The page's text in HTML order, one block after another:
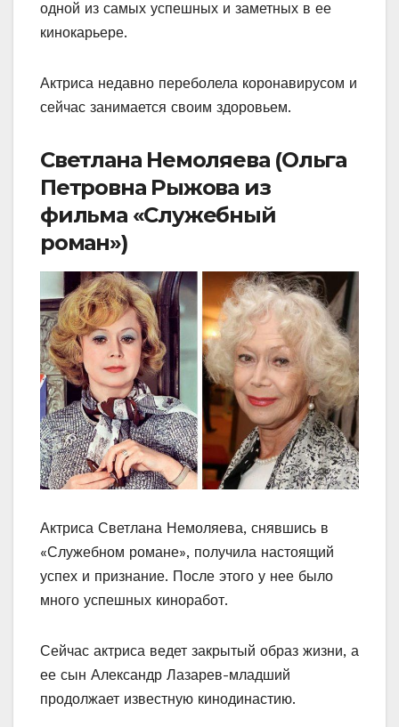
одной из самых успешных и заметных в ее
кинокарьере.
Актриса недавно переболела коронавирусом и
сейчас занимается своим здоровьем.
Светлана Немоляева (Ольга
Петровна Рыжова из
фильма «Служебный
роман»)
Актриса Светлана Немоляева, снявшись в
«Служебном романе», получила настоящий
успех и признание. После этого у нее было
много успешных киноработ.
Сейчас актриса ведет закрытый образ жизни, а
ее сын Александр Лазарев-младший
продолжает известную кинодинастию.